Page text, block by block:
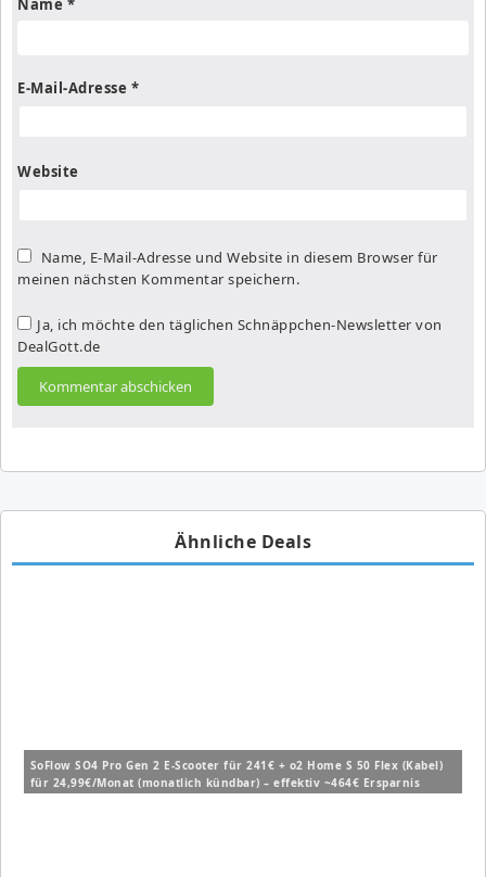
Name *
E-Mail-Adresse *
Website
Name, E-Mail-Adresse und Website in diesem Browser für
meinen nächsten Kommentar speichern.
Ja, ich möchte den täglichen Schnäppchen-Newsletter von
DealGott.de
Ähnliche Deals
SoFlow SO4 Pro Gen 2 E-Scooter für 241€ + o2 Home S 50 Flex (Kabel)
für 24,99€/Monat (monatlich kündbar) – effektiv ~464€ Ersparnis